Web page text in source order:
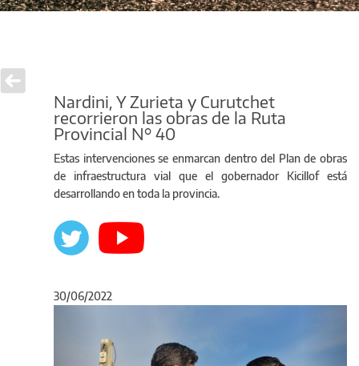
Nardini, Y Zurieta y Curutchet
recorrieron las obras de la Ruta
Provincial N° 40
Estas intervenciones se enmarcan dentro del Plan de obras
de infraestructura vial que el gobernador Kicillof está
desarrollando en toda la provincia.
30/06/2022